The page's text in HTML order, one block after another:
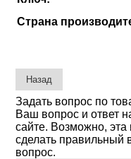
Страна
Задать вопрос по
Ваш вопрос и ответ
сайте. Возможно,
сделать правильный
вопрос.